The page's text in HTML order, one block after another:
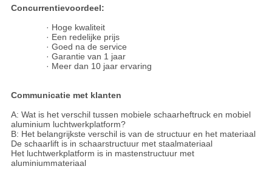
Concurrentievoordeel:
· Hoge kwaliteit
· Een redelijke prijs
· Goed na de service
· Garantie van 1 jaar
· Meer dan 10 jaar ervaring
Communicatie met klanten
A: Wat is het verschil tussen mobiele schaarheftruck en mobiel
aluminium luchtwerkplatform?
B: Het belangrijkste verschil is van de structuur en het materiaal
De schaarlift is in schaarstructuur met staalmateriaal
Het luchtwerkplatform is in mastenstructuur met
aluminiummateriaal